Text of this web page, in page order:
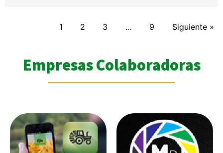
1 2 3 … 9 Siguiente »
Empresas Colaboradoras